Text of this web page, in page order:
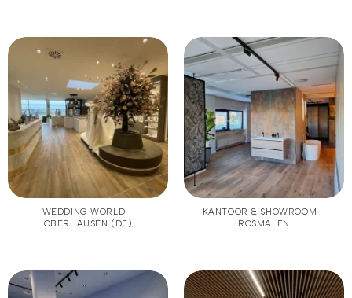
WEDDING WORLD –
OBERHAUSEN (DE)
KANTOOR & SHOWROOM –
ROSMALEN